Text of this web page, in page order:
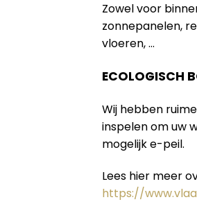
Zowel voor
zonnepanelen,
vloeren, …
ECOLOGISCH
Wij hebben
inspelen om uw
mogelijk e-peil.
Lees hier meer
https://